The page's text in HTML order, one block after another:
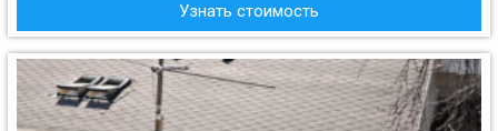
Узнать стоимость